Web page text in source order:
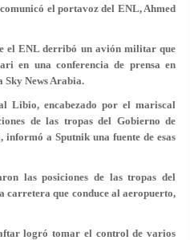
el portavoz del ENL, Ahmed
el ENL derribó un avión militar que
en una conferencia de prensa en
Sky News Arabia.
Libio, encabezado por el mariscal
de las tropas del Gobierno de
a Sputnik una fuente de esas
las posiciones de las tropas del
carretera que conduce al aeropuerto,
logró tomar el control de varios